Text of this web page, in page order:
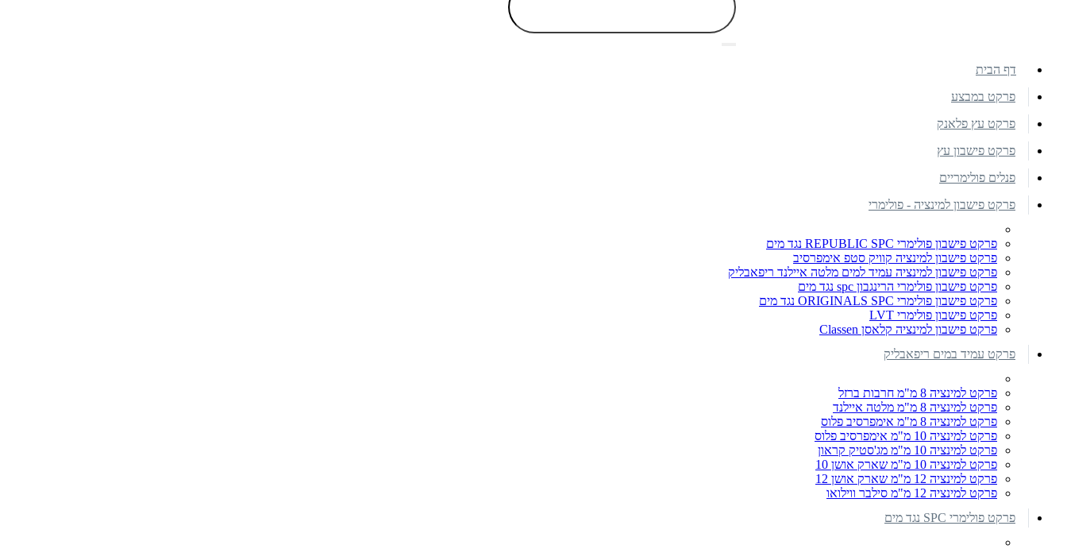
דף הבית
פרקט במבצע
פרקט עץ פלאנק
פרקט פישבון עץ
פנלים פולימריים
פרקט פישבון למינציה - פולימרי
פרקט פישבון פולימרי REPUBLIC SPC נגד מים
פרקט פישבון למינציה קוויק סטפ אימפרסיב
פרקט פישבון למינציה עמיד למים מלטה איילנד ריפאבליק
פרקט פישבון פולימרי הרינגבון spc נגד מים
פרקט פישבון פולימרי ORIGINALS SPC נגד מים
פרקט פישבון פולימרי LVT
פרקט פישבון למינציה קלאסן Classen
פרקט עמיד במים ריפאבליק
פרקט למינציה 8 מ"מ חרבות ברזל
פרקט למינציה 8 מ"מ מלטה איילנד
פרקט למינציה 8 מ"מ אימפרסיב פלוס
פרקט למינציה 10 מ"מ אימפרסיב פלוס
פרקט למינציה 10 מ"מ מג'סטיק קראון
פרקט למינציה 10 מ"מ שארק אושן 10
פרקט למינציה 12 מ"מ שארק אושן 12
פרקט למינציה 12 מ"מ סילבר ווילואו
פרקט פולימרי SPC נגד מים